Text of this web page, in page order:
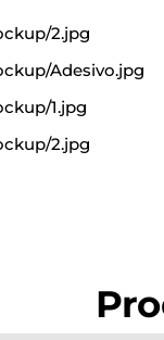
2.jpg
Adesivo.jpg
1.jpg
2.jpg